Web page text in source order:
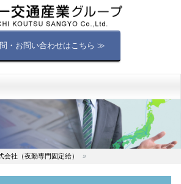
・お問い合わせはこちら ≫
会社（夜勤専門固定給）